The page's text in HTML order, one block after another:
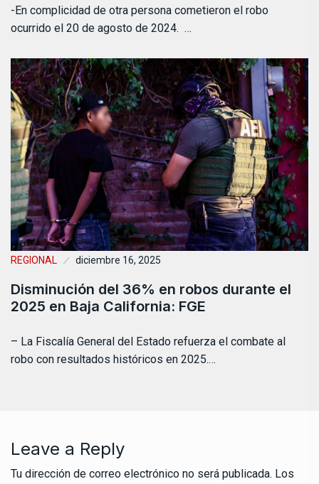
-En complicidad de otra persona cometieron el robo
ocurrido el 20 de agosto de 2024. …
REGIONAL diciembre 16, 2025
Disminución del 36% en robos durante el
2025 en Baja California: FGE
– La Fiscalía General del Estado refuerza el combate al
robo con resultados históricos en 2025.…
Leave a Reply
Tu dirección de correo electrónico no será publicada. Los